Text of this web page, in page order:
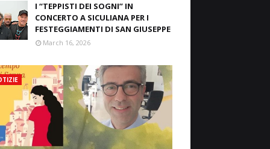
I “TEPPISTI DEI SOGNI” IN
CONCERTO A SICULIANA PER I
FESTEGGIAMENTI DI SAN GIUSEPPE
March 16, 2026